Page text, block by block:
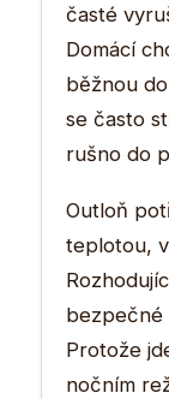
časté
Domácí
běžnou
se často
rušno do
Outloň
teplotou,
bezpečné
Protože
nočním